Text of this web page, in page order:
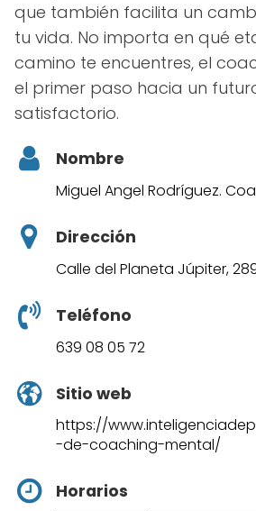
que también facilita un
tu vida. No importa en qué
camino te encuentres, el
el primer paso hacia un
satisfactorio.
Nombre
Miguel Angel Rodríguez.
Dirección
Calle del Planeta Júpiter,
Teléfono
639 08 05 72
Sitio web
https://
-de-coaching-mental/
Horarios